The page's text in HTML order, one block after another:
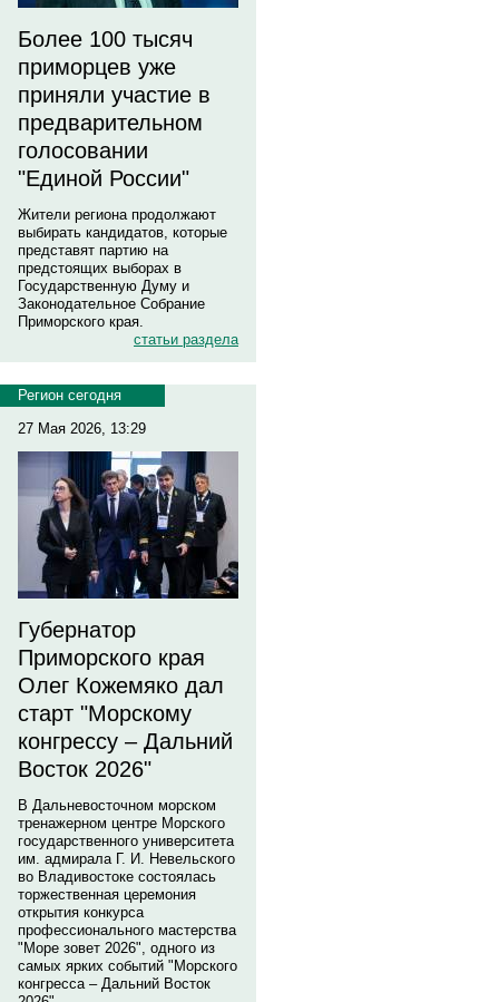
Более 100 тысяч
приморцев уже
приняли участие в
предварительном
голосовании
"Единой России"
Жители региона продолжают
выбирать кандидатов, которые
представят партию на
предстоящих выборах в
Государственную Думу и
Законодательное Собрание
Приморского края.
статьи раздела
Регион сегодня
27 Мая 2026, 13:29
Губернатор
Приморского края
Олег Кожемяко дал
старт "Морскому
конгрессу – Дальний
Восток 2026"
В Дальневосточном морском
тренажерном центре Морского
государственного университета
им. адмирала Г. И. Невельского
во Владивостоке состоялась
торжественная церемония
открытия конкурса
профессионального мастерства
"Море зовет 2026", одного из
самых ярких событий "Морского
конгресса – Дальний Восток